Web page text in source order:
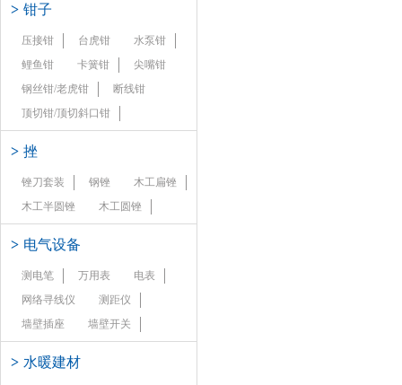
> 钳子
压接钳 台虎钳
水泵钳
鲤鱼钳
卡簧钳
尖嘴钳
钢丝钳/老虎钳
断线钳
顶切钳/顶切斜口钳
> 挫
锉刀套装 钢锉
木工扁锉
木工半圆锉
木工圆锉
> 电气设备
测电笔 万用表
电表
网络寻线仪
测距仪
墙壁插座
墙壁开关
> 水暖建材